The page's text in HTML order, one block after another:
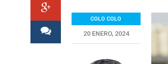
COLO COLO
20 ENERO, 2024